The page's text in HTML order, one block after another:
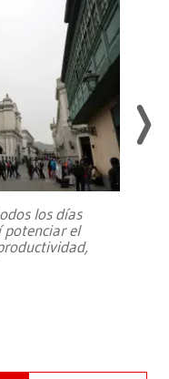
los días
potenciar el